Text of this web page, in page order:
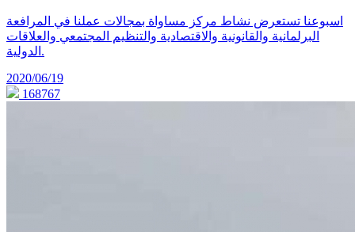
اسبوعنا تستعرض نشاط مركز مساواة بمجالات عملنا في المرافعة
البرلمانية والقانونية والاقتصادية والتنظيم المجتمعي والعلاقات
الدولية.
2020/06/19
168767